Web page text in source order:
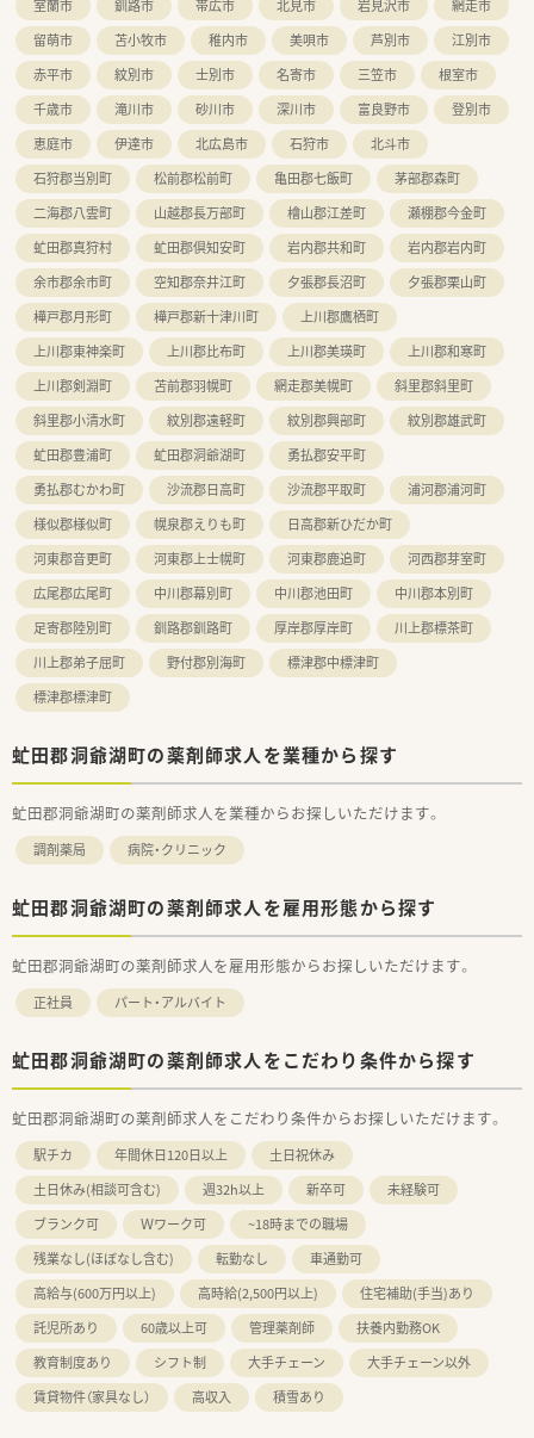
室蘭市 釧路市 帯広市 北見市 岩見沢市
網走市
留萌市
苫小牧市 稚内市 美唄市 芦別市
江別市
赤平市
紋別市 士別市 名寄市 三笠市
根室市
千歳市
滝川市 砂川市 深川市 富良野市
登別市
恵庭市
伊達市 北広島市 石狩市
北斗市
石狩郡当別町
松前郡松前町 亀田郡七飯町
茅部郡森町
二海郡八雲町
山越郡長万部町 檜山郡江差町
瀬棚郡今金町
虻田郡真狩村
虻田郡倶知安町 岩内郡共和町
岩内郡岩内町
余市郡余市町
空知郡奈井江町 夕張郡長沼町
夕張郡栗山町
樺戸郡月形町
樺戸郡新十津川町
上川郡鷹栖町
上川郡東神楽町
上川郡比布町 上川郡美瑛町
上川郡和寒町
上川郡剣淵町
苫前郡羽幌町 網走郡美幌町
斜里郡斜里町
斜里郡小清水町
紋別郡遠軽町 紋別郡興部町
紋別郡雄武町
虻田郡豊浦町
虻田郡洞爺湖町
勇払郡安平町
勇払郡むかわ町
沙流郡日高町 沙流郡平取町
浦河郡浦河町
様似郡様似町
幌泉郡えりも町
日高郡新ひだか町
河東郡音更町
河東郡上士幌町 河東郡鹿追町
河西郡芽室町
広尾郡広尾町
中川郡幕別町 中川郡池田町
中川郡本別町
足寄郡陸別町
釧路郡釧路町 厚岸郡厚岸町
川上郡標茶町
川上郡弟子屈町
野付郡別海町
標津郡中標津町
標津郡標津町
虻田郡洞爺湖町の薬剤師求人を業種から探す
虻田郡洞爺湖町の薬剤師求人を業種からお探しいただけます。
調剤薬局 病院・クリニック
虻田郡洞爺湖町の薬剤師求人を雇用形態から探す
虻田郡洞爺湖町の薬剤師求人を雇用形態からお探しいただけます。
正社員 パート・アルバイト
虻田郡洞爺湖町の薬剤師求人をこだわり条件から探す
虻田郡洞爺湖町の薬剤師求人をこだわり条件からお探しいただけます。
駅チカ 年間休日120日以上
土日祝休み
土日休み(相談可含む)
週32h以上 新卒可
未経験可
ブランク可
Ｗワーク可
~18時までの職場
残業なし(ほぼなし含む)
転勤なし
車通勤可
高給与(600万円以上)
高時給(2,500円以上)
住宅補助(手当)あり
託児所あり
60歳以上可 管理薬剤師
扶養内勤務OK
教育制度あり
シフト制 大手チェーン
大手チェーン以外
賃貸物件（家具なし）
高収入 積雪あり